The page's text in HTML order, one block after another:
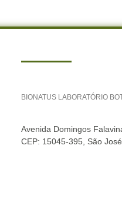
BIONATUS LABORATÓRIO
Avenida Domingos
CEP: 15045-395, São